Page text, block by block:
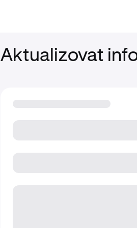
Aktualizovat